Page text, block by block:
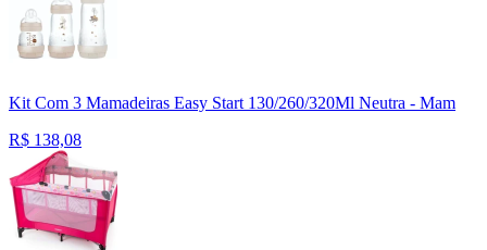
Kit Com 3 Mamadeiras Easy Start 130/260/320Ml Neutra - Mam
R$ 138,08